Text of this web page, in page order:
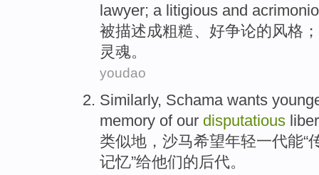
lawyer; a litigious and
被描述成粗糙、好争论的 风格
灵魂。
youdao
Similarly, Schama wants
memory of our disputatious
类似地 ， 沙马希望年轻一代能“
记忆”给他们的后代。